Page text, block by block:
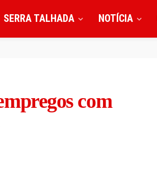
SERRA TALHADA NOTÍCIA
com